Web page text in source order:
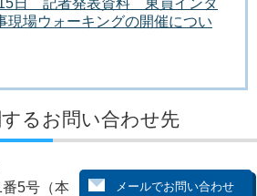
日 記者発表資料 東員インタ
現場ウォーキングの開催につい
るお問い合わせ先
5号（本